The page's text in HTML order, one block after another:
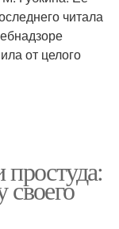
читала
от целого
своего